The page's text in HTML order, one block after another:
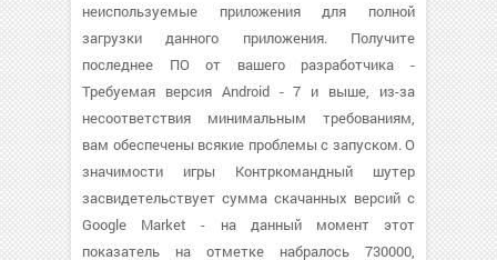
неиспользуемые приложения для полной
загрузки данного приложения. Получите
последнее ПО от вашего разработчика -
Требуемая версия Android - 7 и выше, из-за
несоответствия минимальным требованиям,
вам обеспечены всякие проблемы с запуском. О
значимости игры Контркомандный шутер
засвидетельствует сумма скачанных версий с
Google Market - на данный момент этот
показатель на отметке набралось 730000,